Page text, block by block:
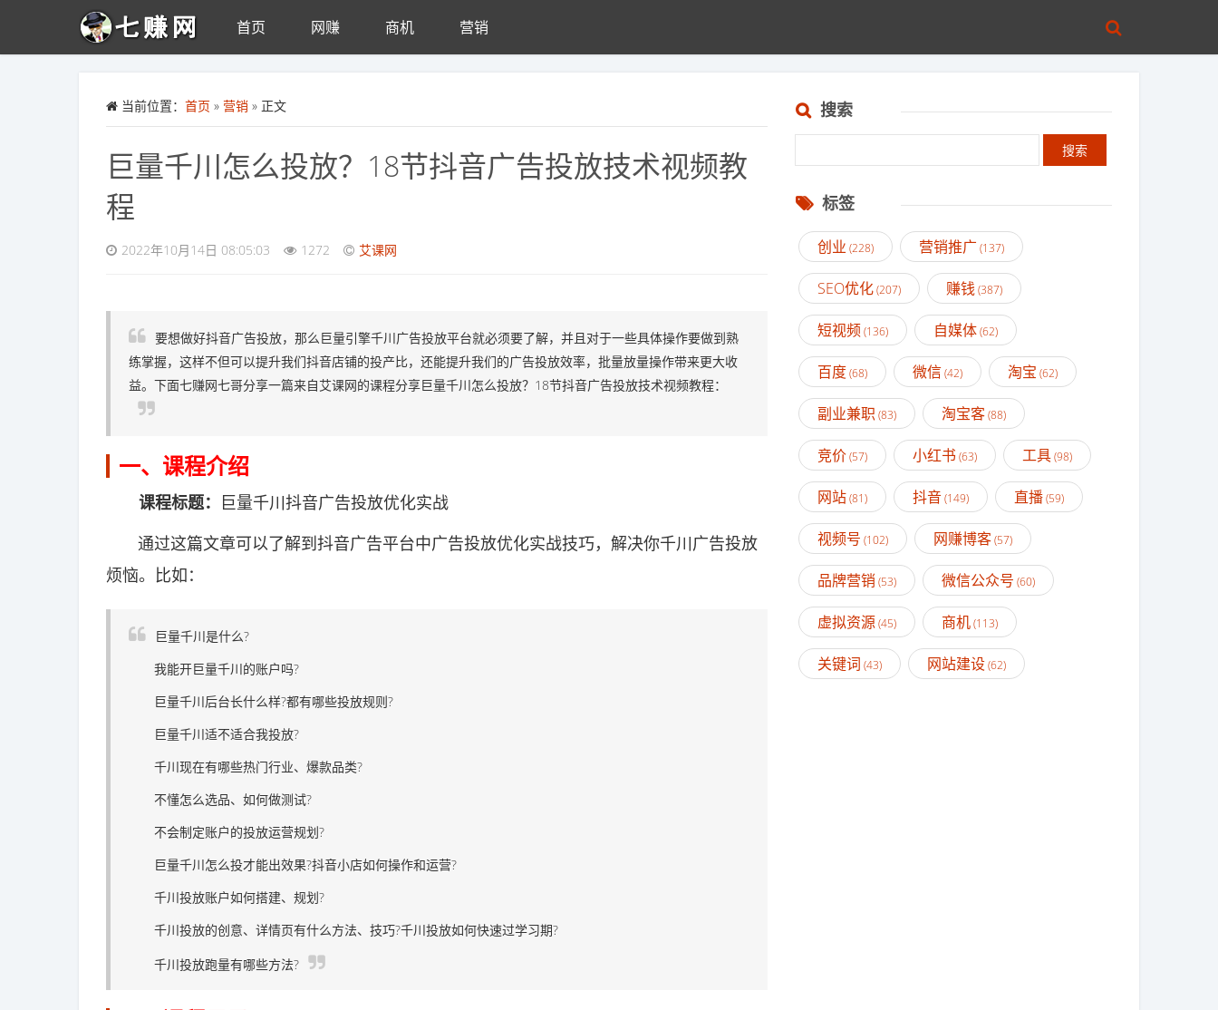
首页 网赚 商机 营销
当前位置： 首页 » 营销 » 正文
巨量千川怎么投放？18节抖音广告投放技术视频教
程
2022年10月14日 08:05:03 1272 艾课网
要想做好抖音广告投放，那么巨量引擎千川广告投放平台就必须要了解，并且对于一些具体操作要做到熟
练掌握，这样不但可以提升我们抖音店铺的投产比，还能提升我们的广告投放效率，批量放量操作带来更大收
益。下面七赚网七哥分享一篇来自艾课网的课程分享巨量千川怎么投放？18节抖音广告投放技术视频教程：
一、课程介绍
课程标题： 巨量千川抖音广告投放优化实战
通过这篇文章可以了解到抖音广告平台中广告投放优化实战技巧，解决你千川广告投放
烦恼。比如：
巨量千川是什么?
我能开巨量千川的账户吗?
巨量千川后台长什么样?都有哪些投放规则?
巨量千川适不适合我投放?
千川现在有哪些热门行业、爆款品类?
不懂怎么选品、如何做测试?
不会制定账户的投放运营规划?
巨量千川怎么投才能出效果?抖音小店如何操作和运营?
千川投放账户如何搭建、规划?
千川投放的创意、详情页有什么方法、技巧?千川投放如何快速过学习期?
千川投放跑量有哪些方法?
搜索
标签
创业 (228) 营销推广 (137)
SEO优化(207) 赚钱(387)
短视频(136) 自媒体(62)
百度(68) 微信(42) 淘宝 (62)
副业兼职 (83) 淘宝客(88)
竞价(57) 小红书 (63) 工具(98)
网站(81) 抖音(149) 直播(59)
视频号 (102) 网赚博客(57)
品牌营销 (53) 微信公众号 (60)
虚拟资源(45) 商机(113)
关键词 (43) 网站建设(62)